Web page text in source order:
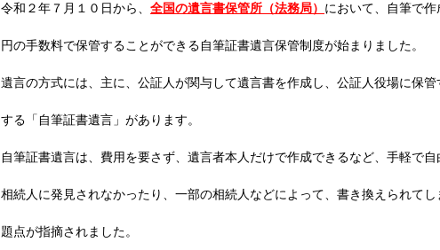
令和２年７月１０日から、 全国の遺言書保管所（法務局） において、自筆で
円の手数料で保管することができる自筆証書遺言保管制度が始まりました。
遺言の方式には、主に、公証人が関与して遺言書を作成し、公証人役場に保
する「自筆証書遺言」があります。
自筆証書遺言は、費用を要さず、遺言者本人だけで作成できるなど、手軽で
相続人に発見されなかったり、一部の相続人などによって、書き換えられて
題点が指摘されました。